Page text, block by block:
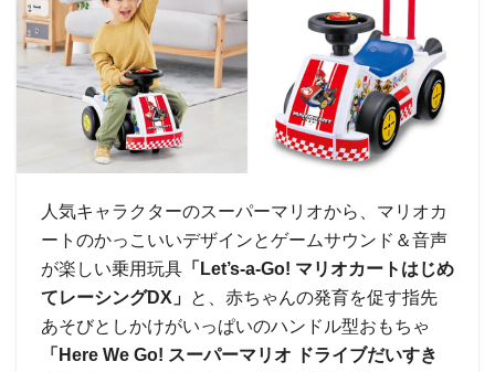
人気キャラクターのスーパーマリオから、マリオカ
ートのかっこいいデザインとゲームサウンド＆音声
が楽しい乗用玩具 「Let’s-a-Go! マリオカートはじめ
てレーシングDX」 と、赤ちゃんの発育を促す指先
あそびとしかけがいっぱいのハンドル型おもちゃ
「Here We Go! スーパーマリオ ドライブだいすき